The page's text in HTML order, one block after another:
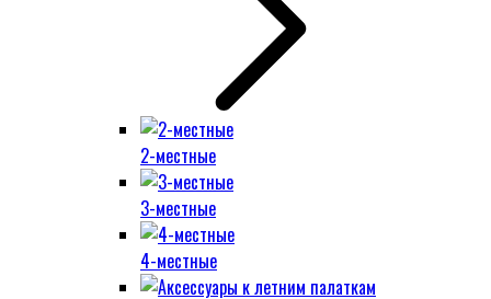
2-местные
3-местные
4-местные